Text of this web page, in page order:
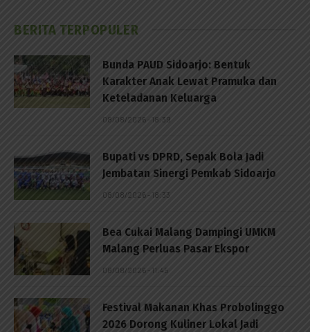
BERITA TERPOPULER
Bunda PAUD Sidoarjo: Bentuk
Karakter Anak Lewat Pramuka dan
Keteladanan Keluarga
08/08/2026 - 18:39
Bupati vs DPRD, Sepak Bola Jadi
Jembatan Sinergi Pemkab Sidoarjo
08/08/2026 - 18:33
Bea Cukai Malang Dampingi UMKM
Malang Perluas Pasar Ekspor
08/08/2026 - 11:45
Festival Makanan Khas Probolinggo
2026 Dorong Kuliner Lokal Jadi